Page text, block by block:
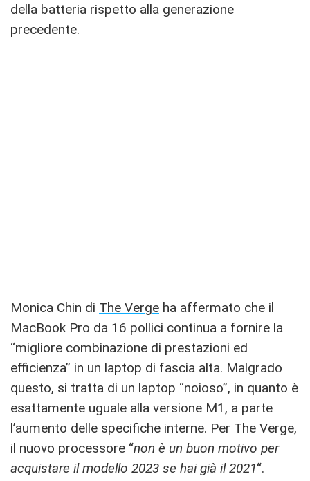
della batteria rispetto alla generazione
precedente.
Monica Chin di The Verge ha affermato che il
MacBook Pro da 16 pollici continua a fornire la
“migliore combinazione di prestazioni ed
efficienza” in un laptop di fascia alta. Malgrado
questo, si tratta di un laptop “noioso”, in quanto è
esattamente uguale alla versione M1, a parte
l’aumento delle specifiche interne. Per The Verge,
il nuovo processore “non è un buon motivo per
acquistare il modello 2023 se hai già il 2021“.